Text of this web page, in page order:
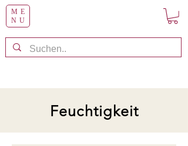
ME
NU
Feuchtigkeit